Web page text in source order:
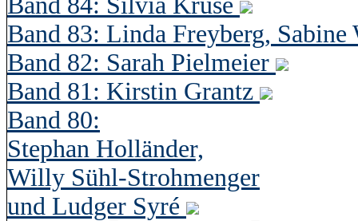
Band 83: Linda Freyberg,
Band 82: Sarah Pielmeier
Band 81: Kirstin Grantz
Band 80:
Stephan Holländer,
Willy Sühl-Strohmenger
und Ludger Syré